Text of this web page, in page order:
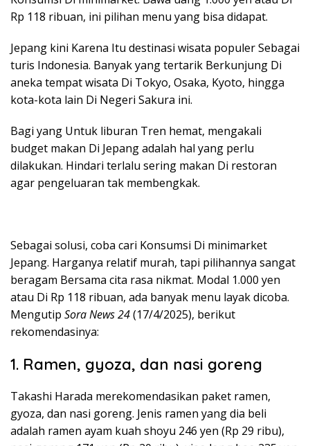
Rp 118 ribuan, ini pilihan menu yang bisa didapat.
Jepang kini Karena Itu destinasi wisata populer Sebagai
turis Indonesia. Banyak yang tertarik Berkunjung Di
aneka tempat wisata Di Tokyo, Osaka, Kyoto, hingga
kota-kota lain Di Negeri Sakura ini.
Bagi yang Untuk liburan Tren hemat, mengakali
budget makan Di Jepang adalah hal yang perlu
dilakukan. Hindari terlalu sering makan Di restoran
agar pengeluaran tak membengkak.
Sebagai solusi, coba cari Konsumsi Di minimarket
Jepang. Harganya relatif murah, tapi pilihannya sangat
beragam Bersama cita rasa nikmat. Modal 1.000 yen
atau Di Rp 118 ribuan, ada banyak menu layak dicoba.
Mengutip Sora News 24(17/4/2025), berikut
rekomendasinya:
1. Ramen, gyoza, dan nasi goreng
Takashi Harada merekomendasikan paket ramen,
gyoza, dan nasi goreng. Jenis ramen yang dia beli
adalah ramen ayam kuah shoyu 246 yen (Rp 29 ribu),